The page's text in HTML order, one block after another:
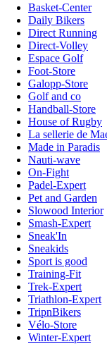
Basket-Center
Daily Bikers
Direct Running
Direct-Volley
Espace Golf
Foot-Store
Galopp-Store
Golf and co
Handball-Store
House of Rugby
La sellerie de
Made in Paradis
Nauti-wave
On-Fight
Padel-Expert
Pet and Garden
Slowood Interior
Smash-Expert
Sneak'In
Sneakids
Sport is good
Training-Fit
Trek-Expert
Triathlon-Expert
TripnBikers
Vélo-Store
Winter-Expert